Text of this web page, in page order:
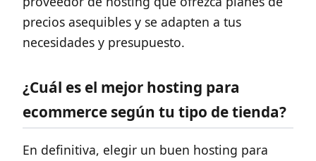
precios asequibles y se adapten a tus
necesidades y presupuesto.
¿Cuál es el mejor hosting para
ecommerce según tu tipo de tienda?
En definitiva, elegir un buen hosting para